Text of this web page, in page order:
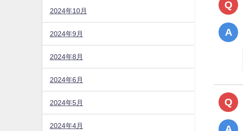
2024年10月
2024年9月
2024年8月
2024年6月
2024年5月
2024年4月